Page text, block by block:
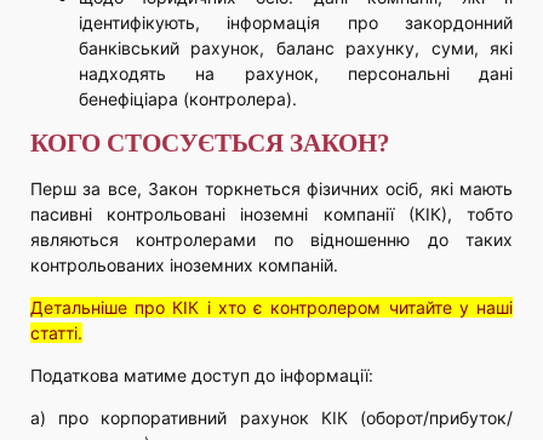
ідентифікують, інформація про закордонний
банківський рахунок, баланс рахунку, суми, які
надходять на рахунок, персональні дані
бенефіціара (контролера).
КОГО СТОСУЄТЬСЯ ЗАКОН?
Перш за все, Закон торкнеться фізичних осіб, які мають
пасивні контрольовані іноземні компанії (КІК), тобто
являються контролерами по відношенню до таких
контрольованих іноземних компаній.
Детальніше про КІК і хто є контролером читайте у наші
статті.
Податкова матиме доступ до інформації:
а) про корпоративний рахунок КІК (оборот/прибуток/